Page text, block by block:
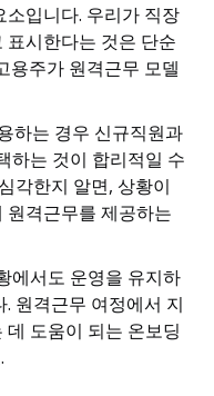
입니다. 우리가 직장
시한다는 것은 단순
용주가 원격근무 모델
하는 경우 신규직원과
하는 것이 합리적일 수
각한지 알면, 상황이
격근무를 제공하는
에서도 운영을 유지하
원격근무 여정에서 지
도움이 되는 온보딩